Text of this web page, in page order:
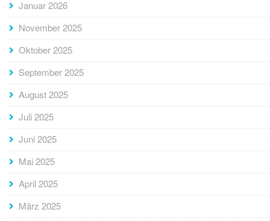
Januar 2026
November 2025
Oktober 2025
September 2025
August 2025
Juli 2025
Juni 2025
Mai 2025
April 2025
März 2025